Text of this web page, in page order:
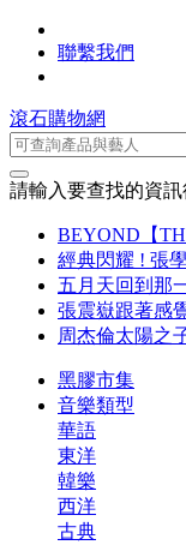
聯繫我們
滾石購物網
請輸入要查找的資
BEYOND【
經典閃耀 ! 張
五月天回到那
張震嶽跟著感
周杰倫太陽之
黑膠市集
音樂類型
華語
東洋
韓樂
西洋
古典